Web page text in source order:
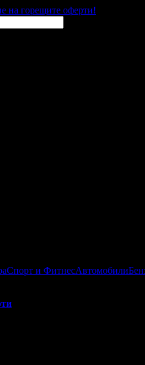
на горещите оферти!
Спорт и ФитнесАвтомобили